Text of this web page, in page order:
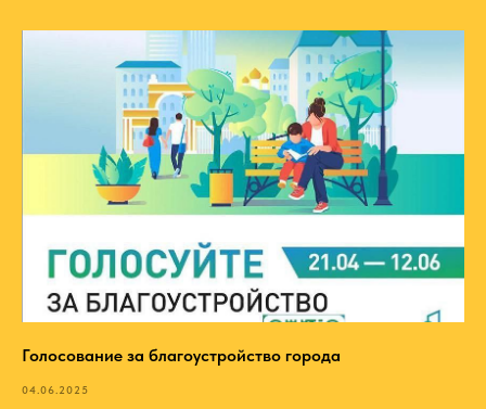
Голосование за благоустройство города
04.06.2025